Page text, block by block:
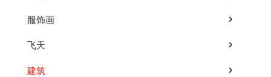
服饰画
飞天
建筑